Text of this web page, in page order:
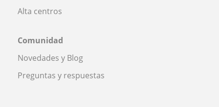
Alta centros
Comunidad
Novedades y Blog
Preguntas y respuestas